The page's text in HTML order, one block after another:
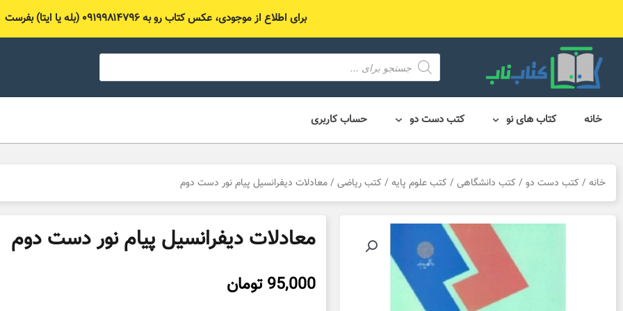
محتوا
برای اطلاع از موجودی، عکس کتاب رو به ۰۹۱۹۹۸۱۴۷۹۶ (بله یا ایتا) بفرست
محصول
search
خانه کتاب های نو کتب دست دو حساب کاربری
خانه / کتب دست دو / کتب دانشگاهی / کتب علوم پایه / کتب ریاضی / معادلات دیفرانسیل پیام نور دست دوم
معادلات دیفرانسیل پیام نور دست دوم
95,000 تومان